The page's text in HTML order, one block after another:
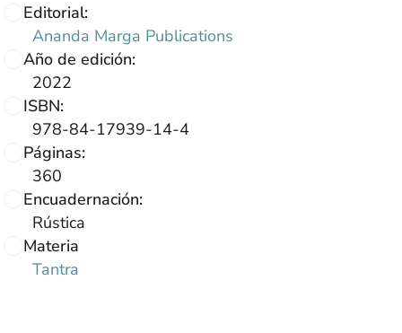
Editorial:
Ananda Marga Publications
Año de edición:
2022
ISBN:
978-84-17939-14-4
Páginas:
360
Encuadernación:
Rústica
Materia
Tantra